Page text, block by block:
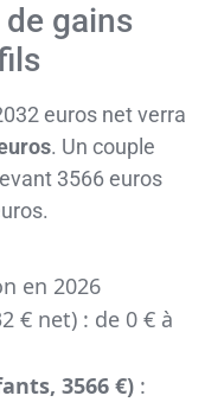
gains
euros net verra
. Un couple
3566 euros
en 2026
€ net) : de 0 € à
3566 €):